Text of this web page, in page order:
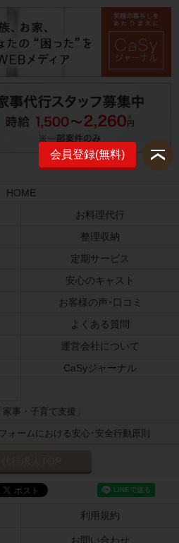
会員登録(無料)
HOME
お料理代行
整理収納
定期サービス
安心のキャスト
お客様の声･口コミ
よくある質問
運営会社について
CaSyジャーナル
事・子育て支援」
ォームにおける安心･安全行動原則
利用規約
お問い合わせ